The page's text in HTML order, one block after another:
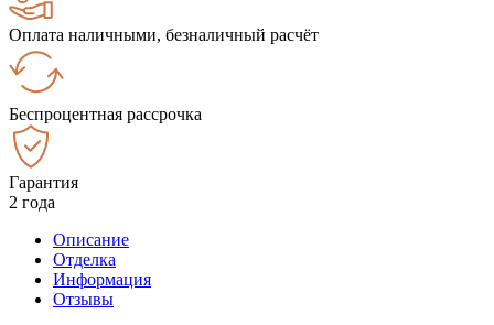
Оплата наличными, безналичный расчёт
Беспроцентная рассрочка
Гарантия
2 года
Описание
Отделка
Информация
Отзывы